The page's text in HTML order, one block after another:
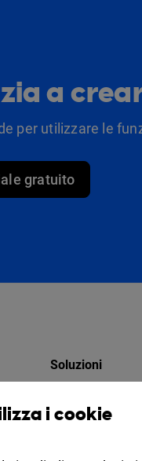
a
per utilizzare le
gratuito
Soluzioni
Per le aziende
i cookie